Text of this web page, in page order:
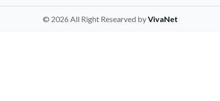
© 2026 All Right Researved byVivaNet